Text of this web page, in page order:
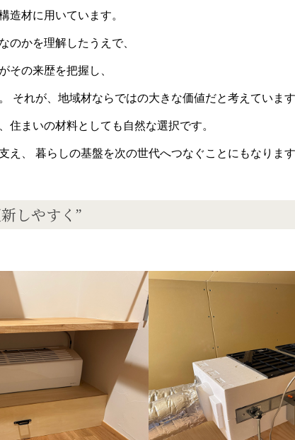
造材に用いています。
のかを理解したうえで、
その来歴を把握し、
それが、地域材ならではの大きな価値だと考えています
住まいの材料としても自然な選択です。
え、 暮らしの基盤を次の世代へつなぐことにもなります
しやすく ”